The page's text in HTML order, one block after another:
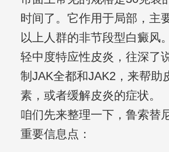
时间了。它作用于局部，主
以上人群的非节段型白癜风
轻中度特应性皮炎，往深了
制JAK全都和JAK2，来帮助
素，或者缓解皮炎的症状。
咱们先来整理一下，鲁索替
重要信息点：